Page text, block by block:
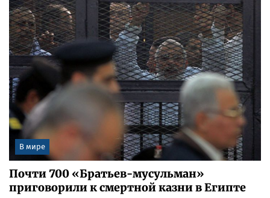
В мире
Почти 700 «Братьев-мусульман»
приговорили к смертной казни в Египте